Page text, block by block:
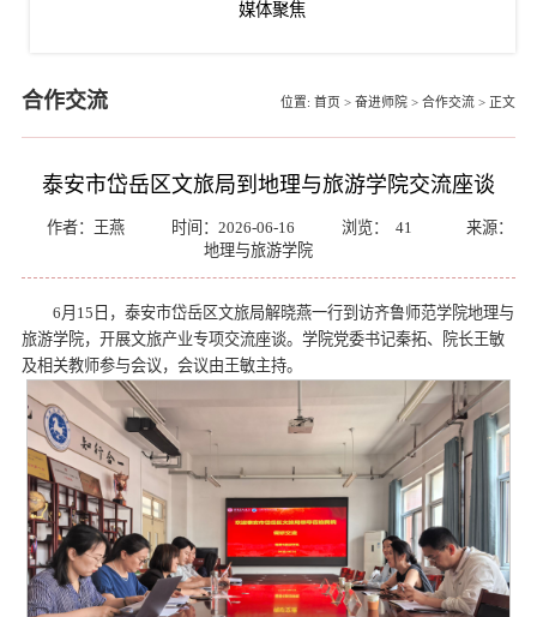
媒体聚焦
合作交流 位置: 首页 > 奋进师院 > 合作交流 > 正文
泰安市岱岳区文旅局到地理与旅游学院交流座谈
作者：王燕 时间：2026-06-16 浏览： 41
来源：
地理与旅游学院
6月15日，泰安市岱岳区文旅局解晓燕一行到访齐鲁师范学院地理与
旅游学院，开展文旅产业专项交流座谈。学院党委书记秦拓、院长王敏
及相关教师参与会议，会议由王敏主持。